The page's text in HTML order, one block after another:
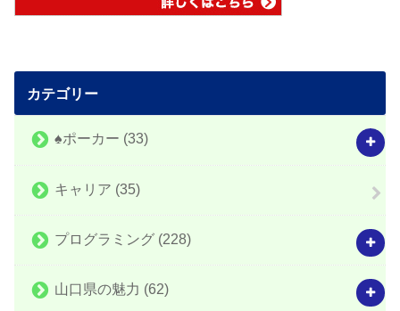
カテゴリー
♠️ポーカー (33)
キャリア (35)
プログラミング (228)
山口県の魅力 (62)